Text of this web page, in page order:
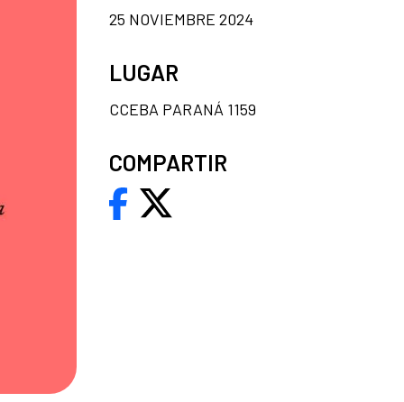
25 NOVIEMBRE 2024
LUGAR
CCEBA PARANÁ 1159
COMPARTIR